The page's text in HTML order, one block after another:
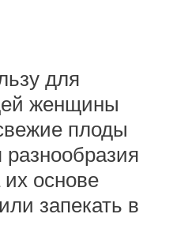
для
женщины
плоды
основе
запекать в